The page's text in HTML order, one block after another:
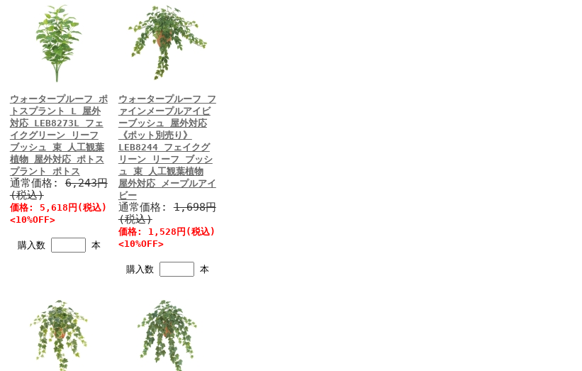
ウォータープルーフ ポ
トスプラント L 屋外
対応 LEB8273L フェ
イクグリーン リーフ
ブッシュ 束 人工観葉
植物 屋外対応 ポトス
プラント ポトス
通常価格:6,243円
(税込)
価格: 5,618円(税込)
<10%OFF>
購入数 本
ウォータープルーフ フ
ァインメープルアイビ
ーブッシュ 屋外対応
《ポット別売り》
LEB8244 フェイクグ
リーン リーフ ブッシ
ュ 束 人工観葉植物
屋外対応 メープルアイ
ビー
通常価格:1,698円
(税込)
価格: 1,528円(税込)
<10%OFF>
購入数 本